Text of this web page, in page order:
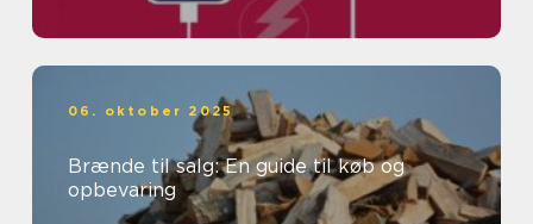
06. oktober 2025
Brænde til salg: En guide til køb og
opbevaring